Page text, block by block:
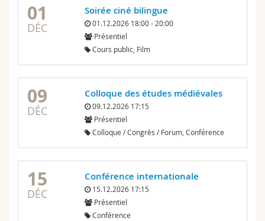
01
DÉC
Soirée ciné bilingue
01.12.2026 18:00 - 20:00
Présentiel
Cours public, Film
09
DÉC
Colloque des études médiévales
09.12.2026 17:15
Présentiel
Colloque / Congrès / Forum, Conférence
15
DÉC
Conférence internationale
15.12.2026 17:15
Présentiel
Conférence